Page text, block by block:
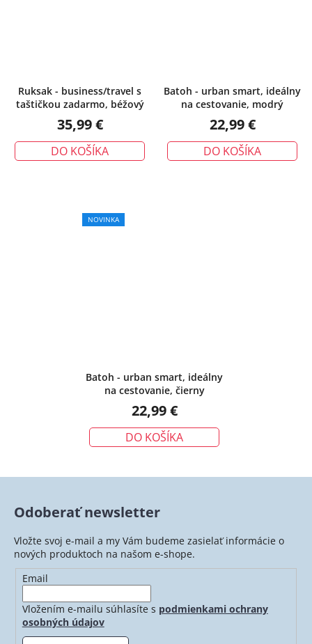
Ruksak - business/travel s
taštičkou zadarmo, béžový
35,99 €
DO KOŠÍKA
Batoh - urban smart, ideálny
na cestovanie, modrý
22,99 €
DO KOŠÍKA
NOVINKA
Batoh - urban smart, ideálny
na cestovanie, čierny
22,99 €
DO KOŠÍKA
Odoberať newsletter
Vložte svoj e-mail a my Vám budeme zasielať informácie o
nových produktoch na našom e-shope.
Email
Vložením e-mailu súhlasíte s podmienkami ochrany
osobných údajov